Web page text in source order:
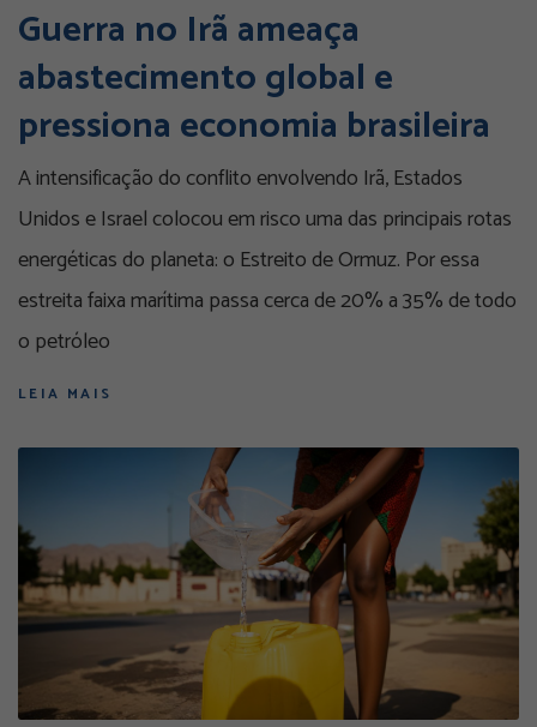
Guerra no Irã ameaça
abastecimento global e
pressiona economia brasileira
A intensificação do conflito envolvendo Irã, Estados
Unidos e Israel colocou em risco uma das principais rotas
energéticas do planeta: o Estreito de Ormuz. Por essa
estreita faixa marítima passa cerca de 20% a 35% de todo
o petróleo
LEIA MAIS